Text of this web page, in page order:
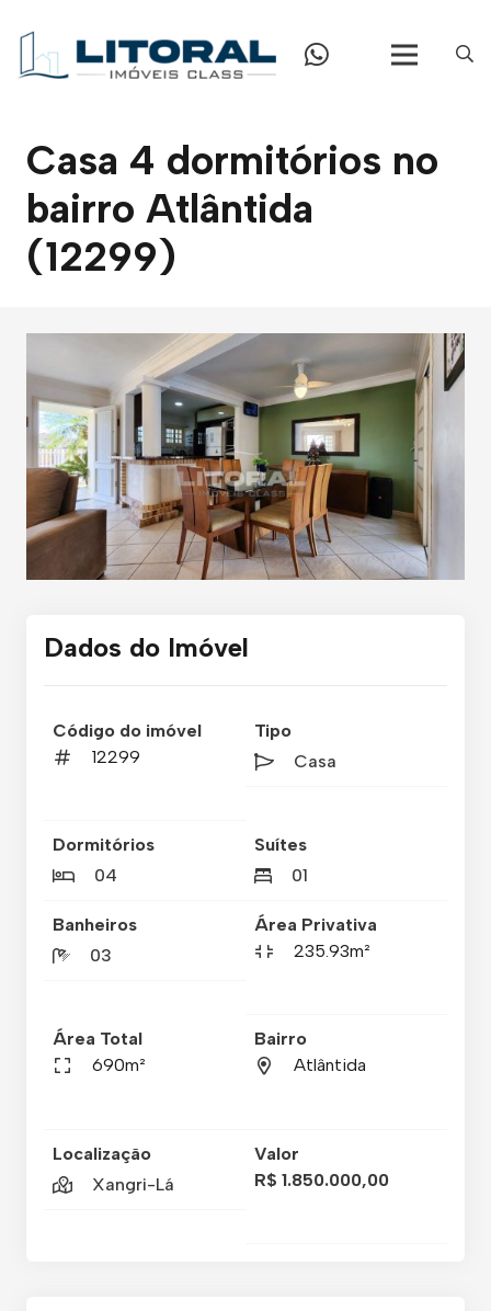
Casa 4 dormitórios no
bairro Atlântida
(12299)
Dados do Imóvel
Código do imóvel
12299
Tipo
Casa
Dormitórios
04
Suítes
01
Banheiros
03
Área Privativa
235.93m²
Área Total
690m²
Bairro
Atlântida
Localização
Xangri-Lá
Valor
R$ 1.850.000,00